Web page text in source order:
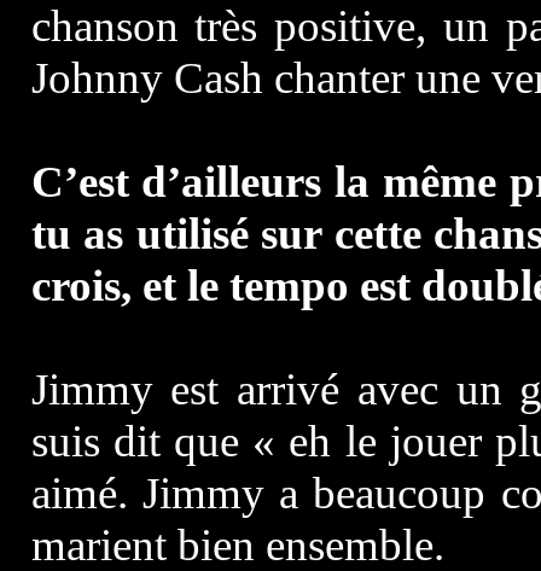
chanson très positive, un
Johnny Cash chanter une
C’est d’ailleurs la même
tu as utilisé sur cette
crois, et le tempo est
Jimmy est arrivé avec un
suis dit que « eh le jouer
aimé. Jimmy a beaucoup
marient bien ensemble.